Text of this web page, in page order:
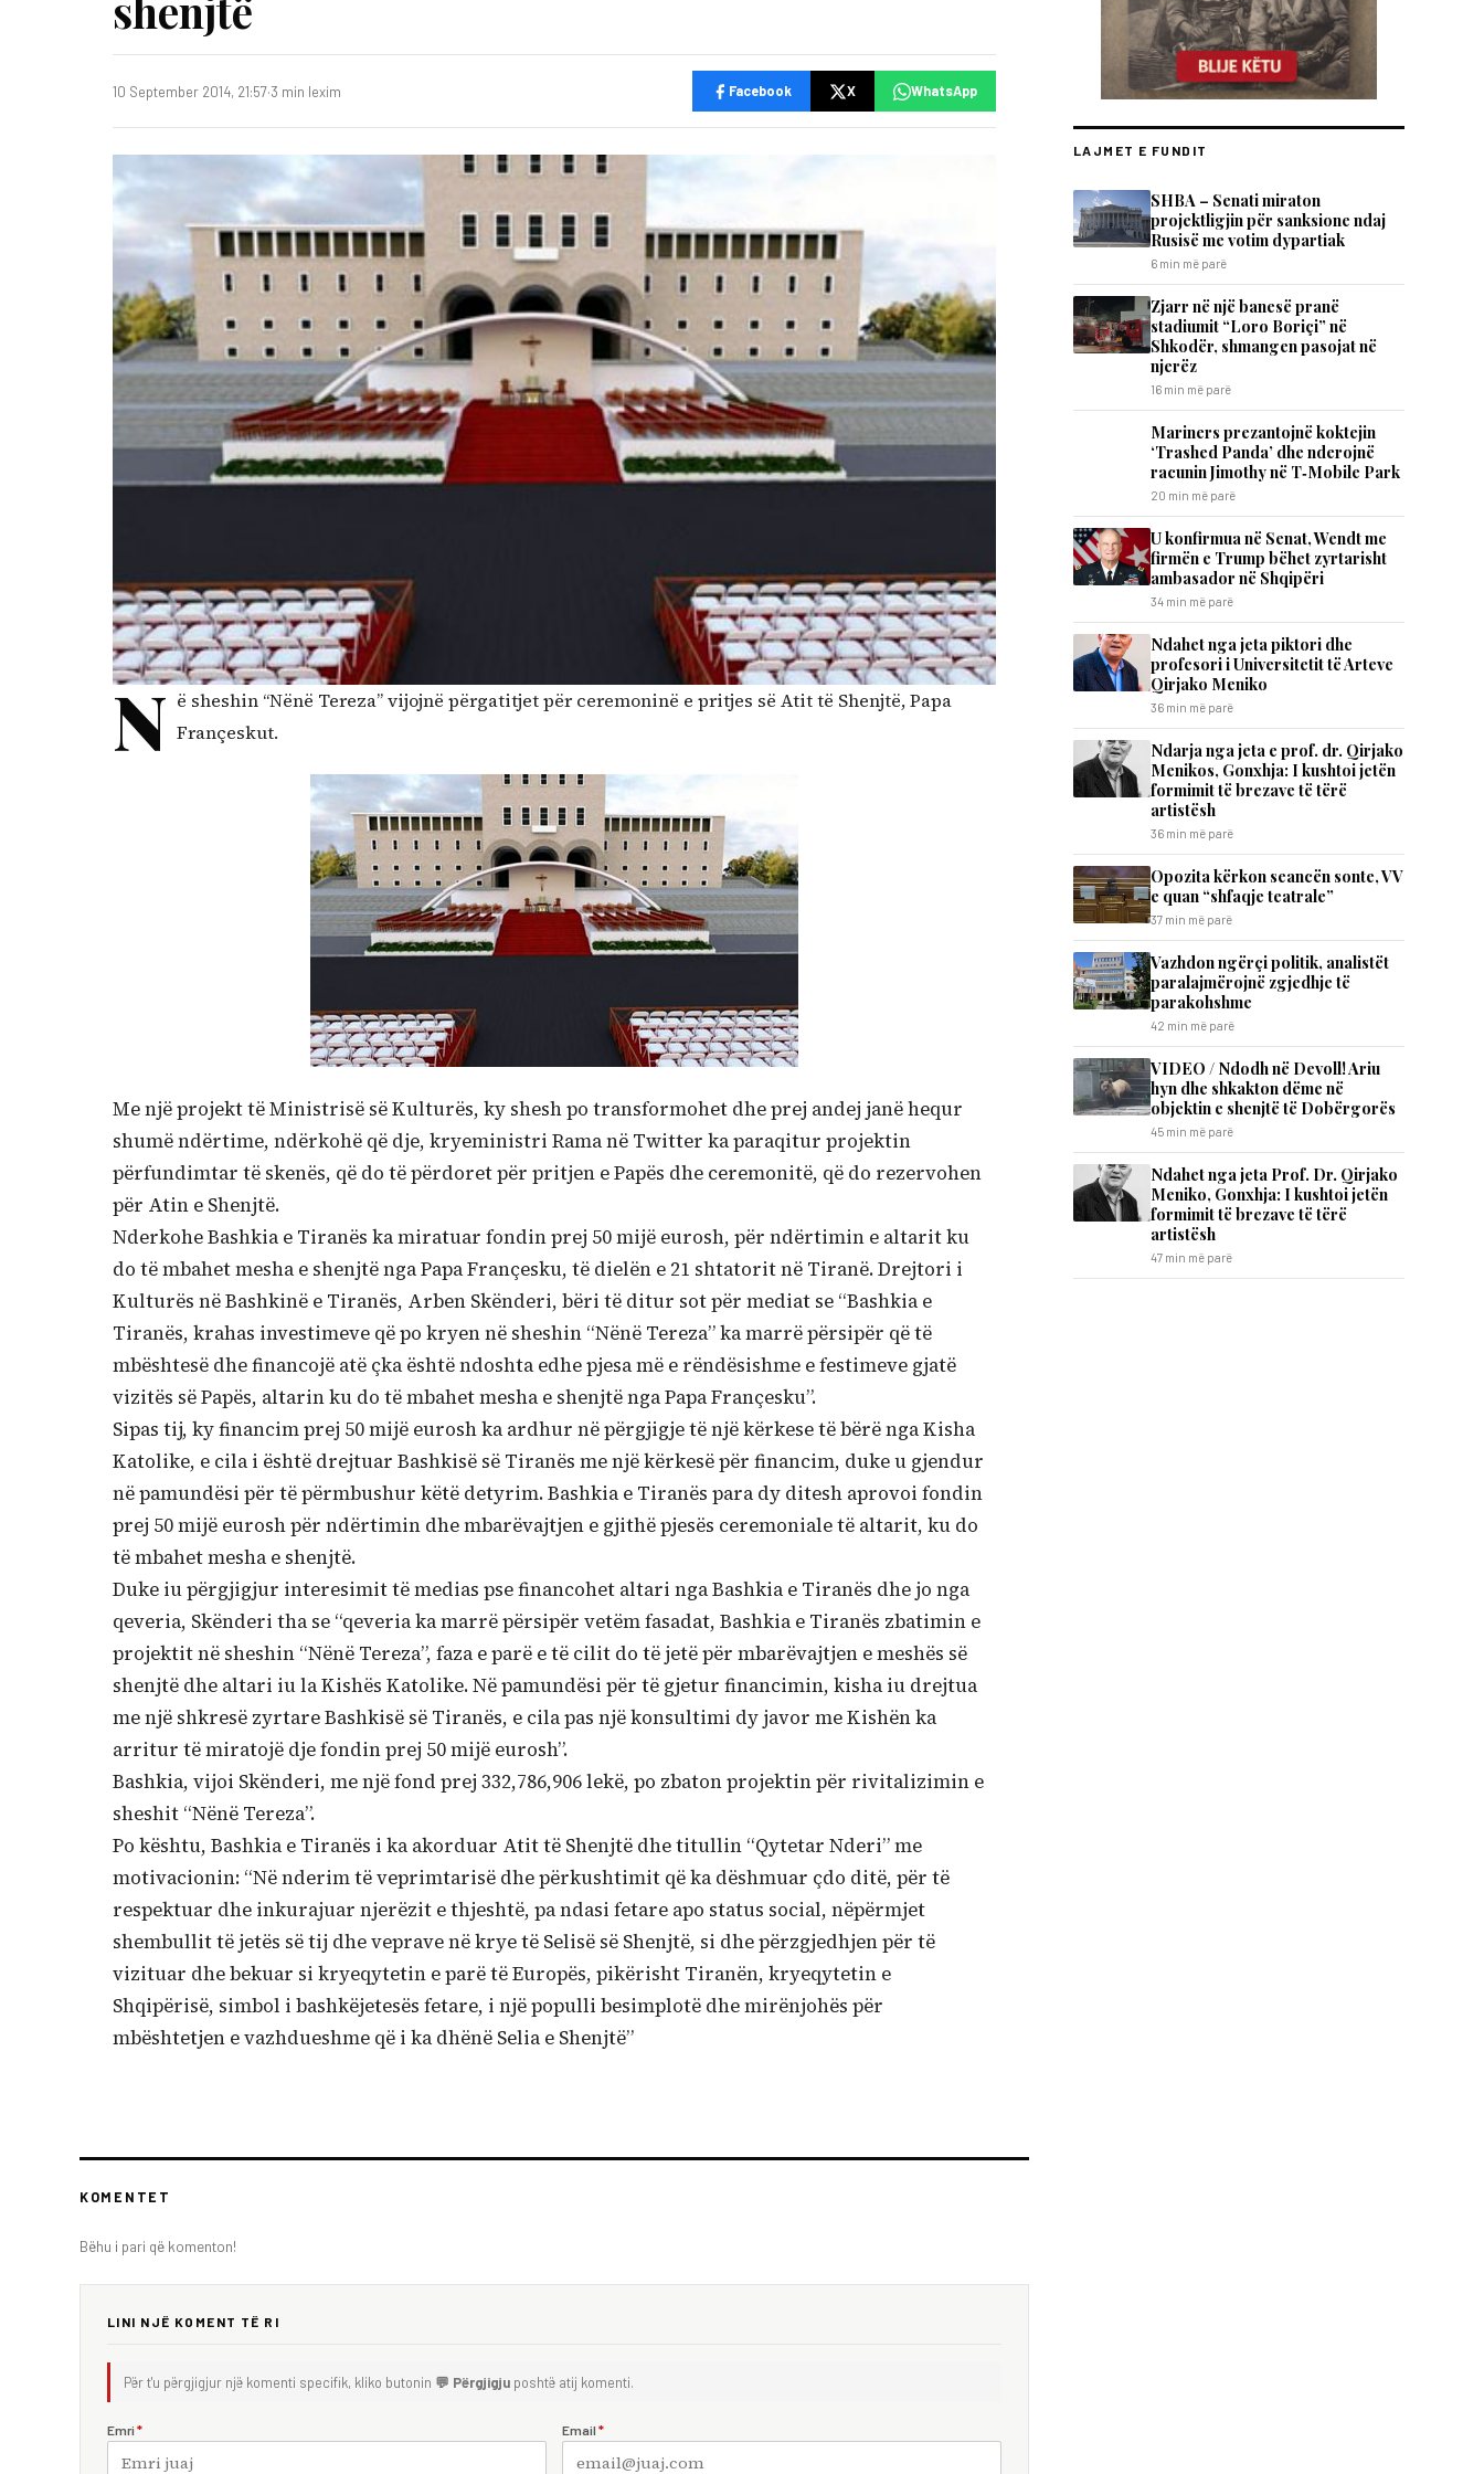
10 September 2014, 21:57·3 min lexim Facebook X WhatsApp
N ë sheshin “Nënë Tereza” vijojnë përgatitjet për ceremoninë e pritjes së Atit të Shenjtë, Papa
Françeskut.
Me një projekt të Ministrisë së Kulturës, ky shesh po transformohet dhe prej andej janë hequr
shumë ndërtime, ndërkohë që dje, kryeministri Rama në Twitter ka paraqitur projektin
përfundimtar të skenës, që do të përdoret për pritjen e Papës dhe ceremonitë, që do rezervohen
për Atin e Shenjtë.
Nderkohe Bashkia e Tiranës ka miratuar fondin prej 50 mijë eurosh, për ndërtimin e altarit ku
do të mbahet mesha e shenjtë nga Papa Françesku, të dielën e 21 shtatorit në Tiranë. Drejtori i
Kulturës në Bashkinë e Tiranës, Arben Skënderi, bëri të ditur sot për mediat se “Bashkia e
Tiranës, krahas investimeve që po kryen në sheshin “Nënë Tereza” ka marrë përsipër që të
mbështesë dhe financojë atë çka është ndoshta edhe pjesa më e rëndësishme e festimeve gjatë
vizitës së Papës, altarin ku do të mbahet mesha e shenjtë nga Papa Françesku”.
Sipas tij, ky financim prej 50 mijë eurosh ka ardhur në përgjigje të një kërkese të bërë nga Kisha
Katolike, e cila i është drejtuar Bashkisë së Tiranës me një kërkesë për financim, duke u gjendur
në pamundësi për të përmbushur këtë detyrim. Bashkia e Tiranës para dy ditesh aprovoi fondin
prej 50 mijë eurosh për ndërtimin dhe mbarëvajtjen e gjithë pjesës ceremoniale të altarit, ku do
të mbahet mesha e shenjtë.
Duke iu përgjigjur interesimit të medias pse financohet altari nga Bashkia e Tiranës dhe jo nga
qeveria, Skënderi tha se “qeveria ka marrë përsipër vetëm fasadat, Bashkia e Tiranës zbatimin e
projektit në sheshin “Nënë Tereza”, faza e parë e të cilit do të jetë për mbarëvajtjen e meshës së
shenjtë dhe altari iu la Kishës Katolike. Në pamundësi për të gjetur financimin, kisha iu drejtua
me një shkresë zyrtare Bashkisë së Tiranës, e cila pas një konsultimi dy javor me Kishën ka
arritur të miratojë dje fondin prej 50 mijë eurosh”.
Bashkia, vijoi Skënderi, me një fond prej 332,786,906 lekë, po zbaton projektin për rivitalizimin e
sheshit “Nënë Tereza”.
Po kështu, Bashkia e Tiranës i ka akorduar Atit të Shenjtë dhe titullin “Qytetar Nderi” me
motivacionin: “Në nderim të veprimtarisë dhe përkushtimit që ka dëshmuar çdo ditë, për të
respektuar dhe inkurajuar njerëzit e thjeshtë, pa ndasi fetare apo status social, nëpërmjet
shembullit të jetës së tij dhe veprave në krye të Selisë së Shenjtë, si dhe përzgjedhjen për të
vizituar dhe bekuar si kryeqytetin e parë të Europës, pikërisht Tiranën, kryeqytetin e
Shqipërisë, simbol i bashkëjetesës fetare, i një populli besimplotë dhe mirënjohës për
mbështetjen e vazhdueshme që i ka dhënë Selia e Shenjtë”
KOMENTET
Bëhu i pari që komenton!
LINI NJË KOMENT TË RI
Për t'u përgjigjur një komenti specifik, kliko butonin 💬 Përgjigju poshtë atij komenti.
Emri * Email *
LAJMET E FUNDIT
SHBA – Senati miraton
projektligjin për sanksione ndaj
Rusisë me votim dypartiak
6 min më parë
Zjarr në një banesë pranë
stadiumit “Loro Boriçi” në
Shkodër, shmangen pasojat në
njerëz
16 min më parë
Mariners prezantojnë koktejin
‘Trashed Panda’ dhe nderojnë
racunin Jimothy në T‑Mobile Park
20 min më parë
U konfirmua në Senat, Wendt me
firmën e Trump bëhet zyrtarisht
ambasador në Shqipëri
34 min më parë
Ndahet nga jeta piktori dhe
profesori i Universitetit të Arteve
Qirjako Meniko
36 min më parë
Ndarja nga jeta e prof. dr. Qirjako
Menikos, Gonxhja: I kushtoi jetën
formimit të brezave të tërë
artistësh
36 min më parë
Opozita kërkon seancën sonte, VV
e quan “shfaqje teatrale”
37 min më parë
Vazhdon ngërçi politik, analistët
paralajmërojnë zgjedhje të
parakohshme
42 min më parë
VIDEO / Ndodh në Devoll! Ariu
hyn dhe shkakton dëme në
objektin e shenjtë të Dobërgorës
45 min më parë
Ndahet nga jeta Prof. Dr. Qirjako
Meniko, Gonxhja: I kushtoi jetën
formimit të brezave të tërë
artistësh
47 min më parë